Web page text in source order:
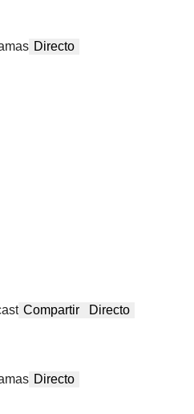
Directo
Compartir Directo
Directo